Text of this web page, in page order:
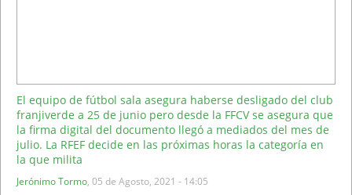
El equipo de fútbol sala asegura haberse desligado del club
franjiverde a 25 de junio pero desde la FFCV se asegura que
la firma digital del documento llegó a mediados del mes de
julio. La RFEF decide en las próximas horas la categoría en
la que milita
Jerónimo Tormo, 05 de Agosto, 2021 - 14:05